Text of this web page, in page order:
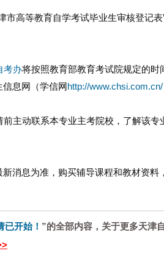
市高等教育自学考试毕业生审核登记
考办将按照教育部教育考试院规定的时
息网（学信网http://www.chsi.com.cn/
主动联系本专业主考院校，了解该专
消息为准，购买辅导课程和教材资料
开始！ ”的全部内容，关于更多天津